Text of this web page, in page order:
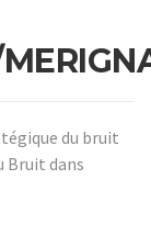
du bruit
Bruit dans